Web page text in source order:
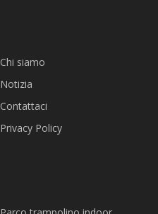
Chi siamo
Notizia
Contattaci
Privacy Policy